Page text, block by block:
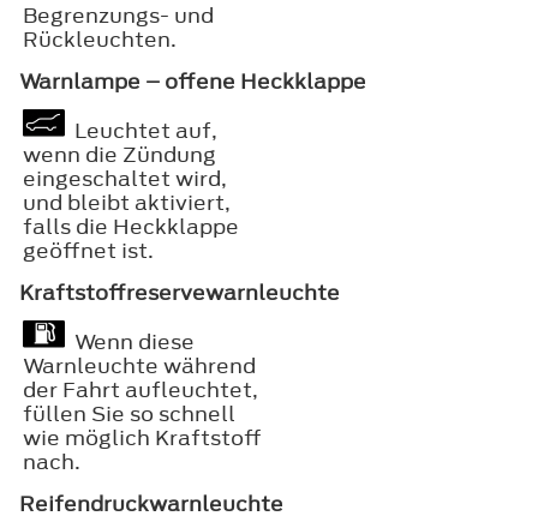
Begrenzungs- und
Rückleuchten.
Warnlampe – offene Heckklappe
Leuchtet auf,
wenn die Zündung
eingeschaltet wird,
und bleibt aktiviert,
falls die Heckklappe
geöffnet ist.
Kraftstoffreservewarnleuchte
Wenn diese
Warnleuchte während
der Fahrt aufleuchtet,
füllen Sie so schnell
wie möglich Kraftstoff
nach.
Reifendruckwarnleuchte